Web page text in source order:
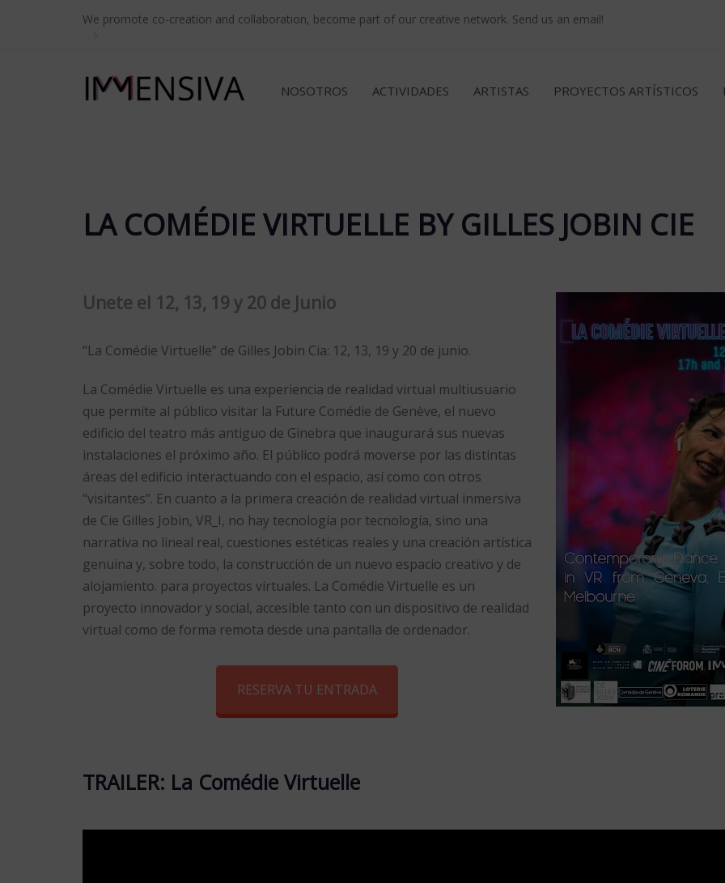
We promote co-creation and collaboration, become part of our creative network. Send us an email!
NOSOTROS ACTIVIDADES ARTISTAS PROYECTOS ARTÍSTICOS
LA COMÉDIE VIRTUELLE BY GILLES JOBIN CIE
Unete el 12, 13, 19 y 20 de Junio
“La Comédie Virtuelle” de Gilles Jobin Cia: 12, 13, 19 y 20 de junio.
La Comédie Virtuelle es una experiencia de realidad virtual multiusuario
que permite al público visitar la Future Comédie de Genève, el nuevo
edificio del teatro más antiguo de Ginebra que inaugurará sus nuevas
instalaciones el próximo año. El público podrá moverse por las distintas
áreas del edificio interactuando con el espacio, así como con otros
“visitantes”. En cuanto a la primera creación de realidad virtual inmersiva
de Cie Gilles Jobin, VR_I, no hay tecnología por tecnología, sino una
narrativa no lineal real, cuestiones estéticas reales y una creación artística
genuina y, sobre todo, la construcción de un nuevo espacio creativo y de
alojamiento. para proyectos virtuales. La Comédie Virtuelle es un
proyecto innovador y social, accesible tanto con un dispositivo de realidad
virtual como de forma remota desde una pantalla de ordenador.
RESERVA TU ENTRADA
TRAILER: La Comédie Virtuelle